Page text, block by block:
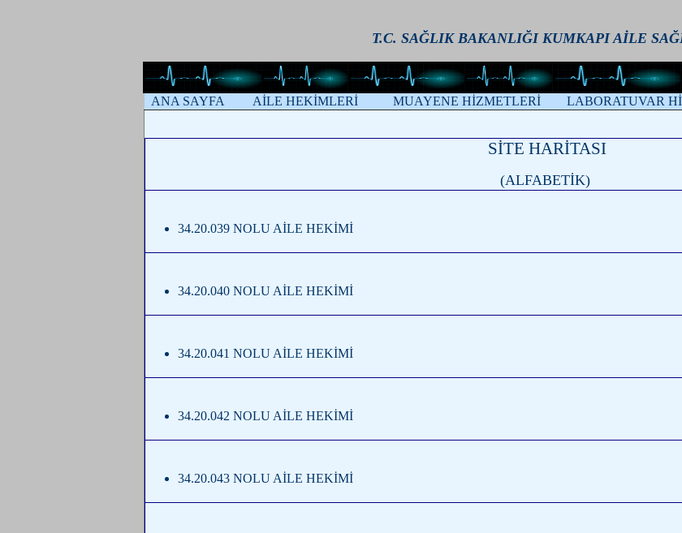
T.C. SAĞLIK BAKANLIĞI KUMKAPI AİLE
ANA SAYFA AİLE HEKİMLERİ MUAYENE HİZMETLERİ LABORATUVAR
SİTE HARİTASI
(ALFABETİK)
34.20.039 NOLU AİLE HEKİMİ
34.20.040 NOLU AİLE HEKİMİ
34.20.041 NOLU AİLE HEKİMİ
34.20.042 NOLU AİLE HEKİMİ
34.20.043 NOLU AİLE HEKİMİ